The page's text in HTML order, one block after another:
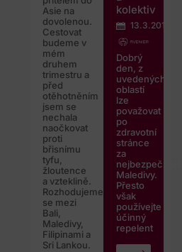
Asie na
dovolenou.
Cestovat
budeme v
mém
druhem
trimestru a
před
otěhotněním
jsem se
nechala
naočkovat
proti
břisnímu
tyfu,
žloutence
a vzteklině.
Rozhodujeme
se mezi
Bali,
Maledivy,
Filipinami a
Sri Lankou.
kolektiv
13.3.2017
Dobrý
den, z
uvedených
oblastí
lze
považovat
po
zdravotní
stránce
za
Maledivy.
Přesto
však
používejte
účinný
repelent